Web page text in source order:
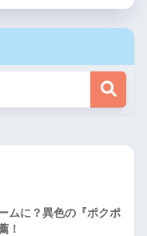
ムに？異色の『ポクポ
！